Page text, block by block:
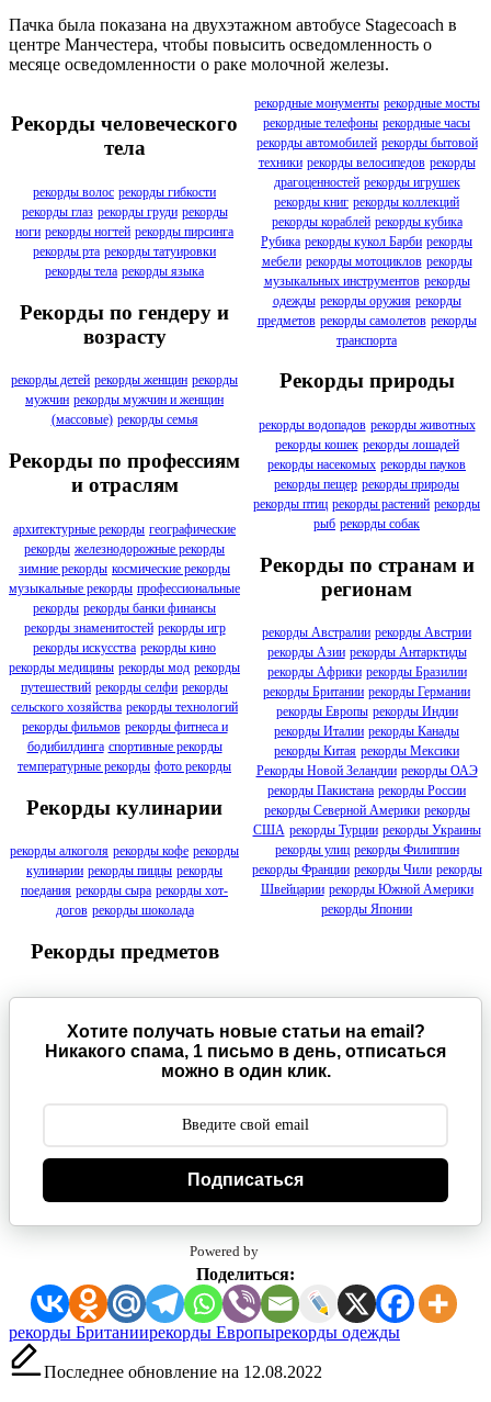
Пачка была показана на двухэтажном автобусе Stagecoach в
центре Манчестера, чтобы повысить осведомленность о
месяце осведомленности о раке молочной железы.
Рекорды человеческого
тела
рекорды волос рекорды гибкости
рекорды глаз рекорды груди рекорды
ноги рекорды ногтей рекорды пирсинга
рекорды рта рекорды татуировки
рекорды тела рекорды языка
Рекорды по гендеру и
возрасту
рекорды детей рекорды женщин рекорды
мужчин рекорды мужчин и женщин
(массовые) рекорды семья
Рекорды по профессиям
и отраслям
архитектурные рекорды географические
рекорды железнодорожные рекорды
зимние рекорды космические рекорды
музыкальные рекорды профессиональные
рекорды рекорды банки финансы
рекорды знаменитостей рекорды игр
рекорды искусства рекорды кино
рекорды медицины рекорды мод рекорды
путешествий рекорды селфи рекорды
сельского хозяйства рекорды технологий
рекорды фильмов рекорды фитнеса и
бодибилдинга спортивные рекорды
температурные рекорды фото рекорды
Рекорды кулинарии
рекорды алкоголя рекорды кофе рекорды
кулинарии рекорды пиццы рекорды
поедания рекорды сыра рекорды хот-
догов рекорды шоколада
Рекорды предметов
рекордные монументы рекордные мосты
рекордные телефоны рекордные часы
рекорды автомобилей рекорды бытовой
техники рекорды велосипедов рекорды
драгоценностей рекорды игрушек
рекорды книг рекорды коллекций
рекорды кораблей рекорды кубика
Рубика рекорды кукол Барби рекорды
мебели рекорды мотоциклов рекорды
музыкальных инструментов рекорды
одежды рекорды оружия рекорды
предметов рекорды самолетов рекорды
транспорта
Рекорды природы
рекорды водопадов рекорды животных
рекорды кошек рекорды лошадей
рекорды насекомых рекорды пауков
рекорды пещер рекорды природы
рекорды птиц рекорды растений рекорды
рыб рекорды собак
Рекорды по странам и
регионам
рекорды Австралии рекорды Австрии
рекорды Азии рекорды Антарктиды
рекорды Африки рекорды Бразилии
рекорды Британии рекорды Германии
рекорды Европы рекорды Индии
рекорды Италии рекорды Канады
рекорды Китая рекорды Мексики
Рекорды Новой Зеландии рекорды ОАЭ
рекорды Пакистана рекорды России
рекорды Северной Америки рекорды
США рекорды Турции рекорды Украины
рекорды улиц рекорды Филиппин
рекорды Франции рекорды Чили рекорды
Швейцарии рекорды Южной Америки
рекорды Японии
Хотите получать новые статьи на email?
Никакого спама, 1 письмо в день, отписаться
можно в один клик.
Подписаться
Powered by
Поделиться:
Метки:
рекорды Британиирекорды Европырекорды одежды
Последнее обновление на 12.08.2022